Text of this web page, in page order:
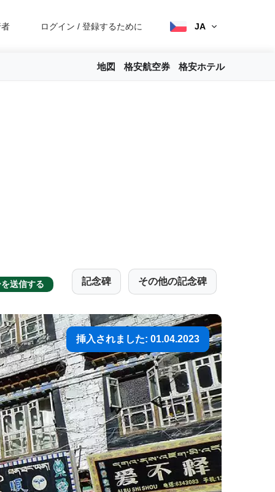
ログイン / 登録するために JA
地図 格安航空券 格安ホテル
送信する 記念碑 その他の記念碑
挿入されました: 01.04.2023